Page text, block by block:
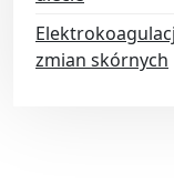
zmian skórnych